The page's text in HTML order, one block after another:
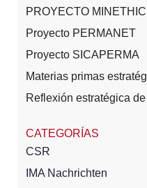
PROYECTO
Proyecto PERMANET
Proyecto SICAPERMA
Materias primas
Reflexión estratégica
CATEGORÍAS
CSR
IMA Nachrichten